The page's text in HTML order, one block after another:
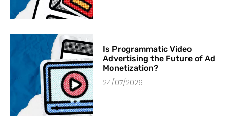
Is Programmatic Video
Advertising the Future of Ad
Monetization?
24/07/2026